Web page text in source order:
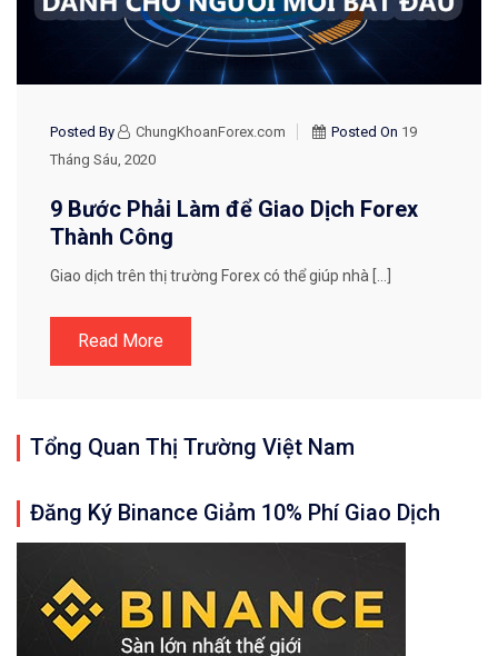
Posted By ChungKhoanForex.com Posted On 19
Tháng Sáu, 2020
9 Bước Phải Làm để Giao Dịch Forex
Thành Công
Giao dịch trên thị trường Forex có thể giúp nhà […]
Read More
Tổng Quan Thị Trường Việt Nam
Đăng Ký Binance Giảm 10% Phí Giao Dịch